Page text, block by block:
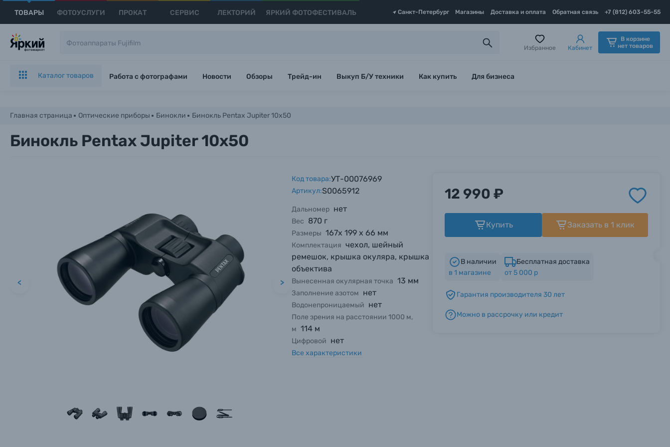
ТОВАРЫ ФОТОУСЛУГИ ПРОКАТ СЕРВИС ЛЕКТОРИЙ ЯРКИЙ ФОТОФЕСТИВАЛЬ Санкт-Петербург Магазины Доставка и оплата Обратная связь +7 (812) 603-55-55
Цифровые фотоаппараты
Избранное Кабинет
В корзине
нет товаров
Каталог товаров Работа с фотографами Новости Обзоры Трейд-ин Выкуп Б/У техники Как купить Для бизнеса
Главная страница Оптические приборы Бинокли Бинокль Pentax Jupiter 10x50
Бинокль Pentax Jupiter 10x50
< >
Код товара:УТ-00076969
Артикул:S0065912
Дальномер нет
Вес 870 г
Размеры 167x 199 x 66 мм
Комплектация чехол, шейный
ремешок, крышка окуляра, крышка
объектива
Вынесенная окулярная точка 13 мм
Заполнение азотом нет
Водонепроницаемый нет
Поле зрения на расстоянии 1000 м,
м 114 м
Цифровой нет
Все характеристики
12 990 ₽
Купить Заказать в 1 клик
В наличии
в 1 магазине
Бесплатная доставка
от 5 000 р
Гарантия производителя 30 лет
Можно в рассрочку или кредит